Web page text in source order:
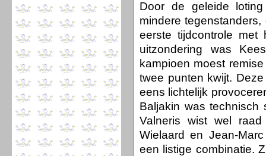
Door de geleide
mindere
eerste tijdcontrole met
uitzondering was
kampioen moest
twee punten kwijt.
eens lichtelijk
Baljakin was technisch
Valneris wist wel
Wielaard en Jean-
een listige combinatie.